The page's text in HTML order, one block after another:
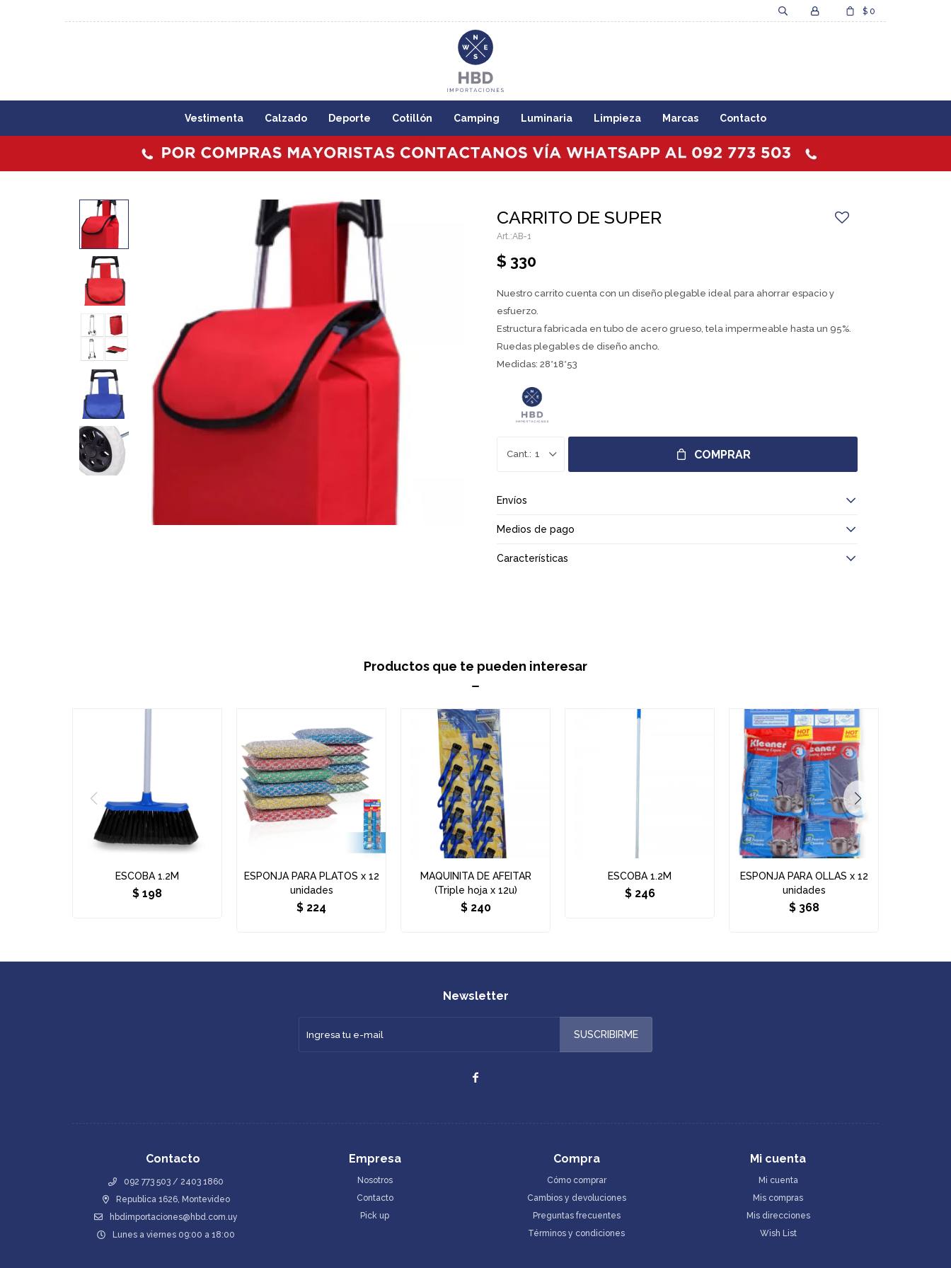
Vestimenta Calzado Deporte Cotillón Camping Luminaria Limpieza Marcas Contacto
$ 0
CARRITO DE SUPER
AB-1
$ 330
Nuestro carrito cuenta con un diseño plegable ideal para ahorrar espacio y
esfuerzo.
Estructura fabricada en tubo de acero grueso, tela impermeable hasta un 95%.
Ruedas plegables de diseño ancho.
Medidas: 28*18*53
1 COMPRAR
Envíos
Medios de pago
Características
Productos que te pueden interesar
ESCOBA 1.2M
$ 198
ESPONJA PARA PLATOS x 12
unidades
$ 224
MAQUINITA DE AFEITAR
(Triple hoja x 12u)
$ 240
ESCOBA 1.2M
$ 246
ESPONJA PARA OLLAS x 12
unidades
$ 368
Contacto
092 773 503 / 2403 1860
Republica 1626, Montevideo
hbdimportaciones@hbd.com.uy
Lunes a viernes 09:00 a 18:00
Empresa
Nosotros
Contacto
Pick up
Compra
Cómo comprar
Cambios y devoluciones
Preguntas frecuentes
Términos y condiciones
Mi cuenta
Mi cuenta
Mis compras
Mis direcciones
Wish List
Newsletter
SUSCRIBIRME
